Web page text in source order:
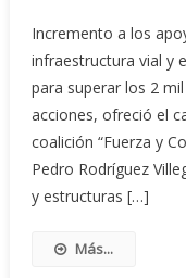
Incremento a los
infraestructura vial y
para superar los 2
acciones, ofreció el
coalición “Fuerza y
Pedro Rodríguez
y estructuras […]
Más...